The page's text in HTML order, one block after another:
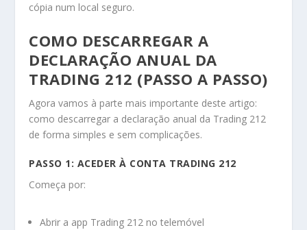
cópia num local seguro.
COMO DESCARREGAR A
DECLARAÇÃO ANUAL DA
TRADING 212 (PASSO A PASSO)
Agora vamos à parte mais importante deste artigo:
como descarregar a declaração anual da Trading 212
de forma simples e sem complicações.
PASSO 1: ACEDER À CONTA TRADING 212
Começa por:
Abrir a app Trading 212 no telemóvel